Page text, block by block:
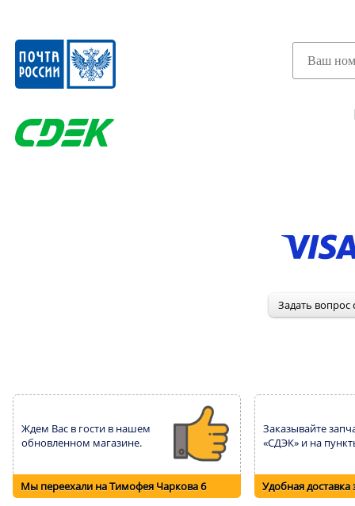
Ждем Вас в гости в нашем
обновленном магазине.
Мы переехали на Тимофея Чаркова 6
Заказывайте
«СДЭК» и на
Удобная доставка